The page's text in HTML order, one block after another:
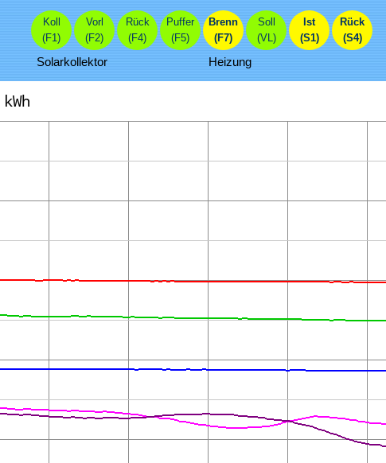
Koll
(F1)
Vorl
(F2)
Rück
(F4)
Puffer
(F5)
Brenn
(F7)
Soll
(VL)
Ist
(S1)
Rück
(S4)
Solarkollektor Heizung